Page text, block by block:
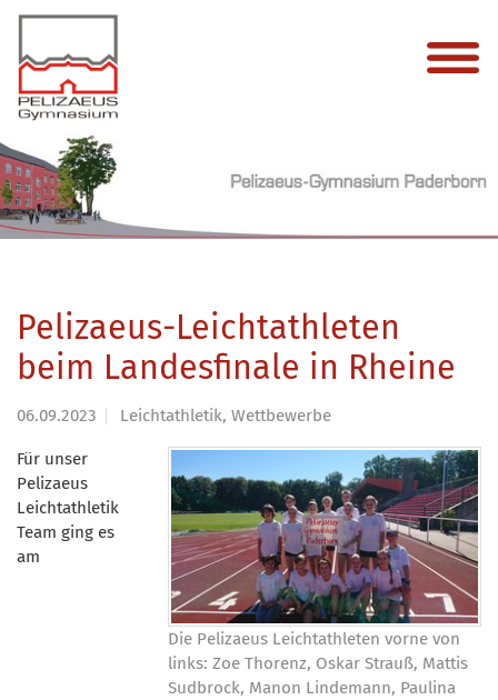
Pelizaeus-Leichtathleten
beim Landesfinale in Rheine
06.09.2023 Leichtathletik, Wettbewerbe
Die Pelizaeus Leichtathleten vorne von
links: Zoe Thorenz, Oskar Strauß, Mattis
Sudbrock, Manon Lindemann, Paulina
Für unser
Pelizaeus
Leichtathletik
Team ging es
am